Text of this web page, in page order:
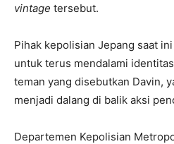
vintage tersebut.
Pihak kepolisian Jepang saat
untuk terus mendalami
teman yang disebutkan Davin,
menjadi dalang di balik aksi
Departemen Kepolisian